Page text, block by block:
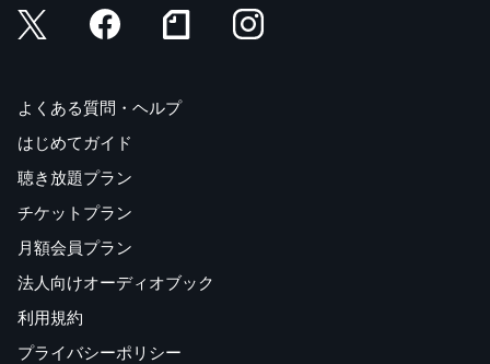
よくある質問・ヘルプ
はじめてガイド
聴き放題プラン
チケットプラン
月額会員プラン
法人向けオーディオブック
利用規約
プライバシーポリシー